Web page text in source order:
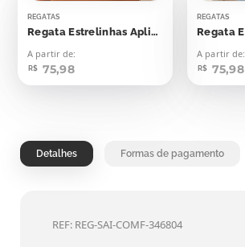
REGATAS
Regata Estrelinhas Aplicação
A partir de:
R$ 75,98
REGATAS
A partir de:
R$ 75,98
Detalhes Formas de pagamento
REF: REG-SAI-COMF-346804